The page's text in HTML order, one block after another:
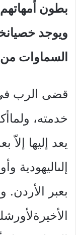
بطون
ويوجد
السماوات
قضى الرب
خدمته،
يعد إليها إلاّ
إلىاليهودية
بعبر الأردن.